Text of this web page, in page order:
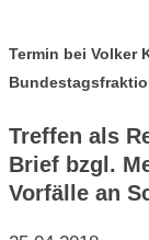
Termin bei Volker
Treffen als
Brief bzgl.
Vorfälle an